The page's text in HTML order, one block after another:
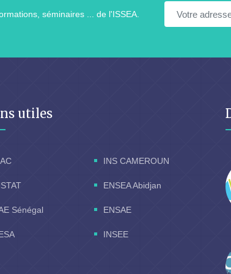
séminaires ... de l'ISSEA.
utiles
INS CAMEROUN
ENSEA Abidjan
Sénégal ENSAE
INSEE